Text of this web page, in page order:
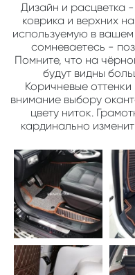
Дизайн и расцветка
коврика и верхних
используемую в
сомневаетесь -
Помните, что на
будут видны
Коричневые
внимание выбору
цвету ниток.
кардинально